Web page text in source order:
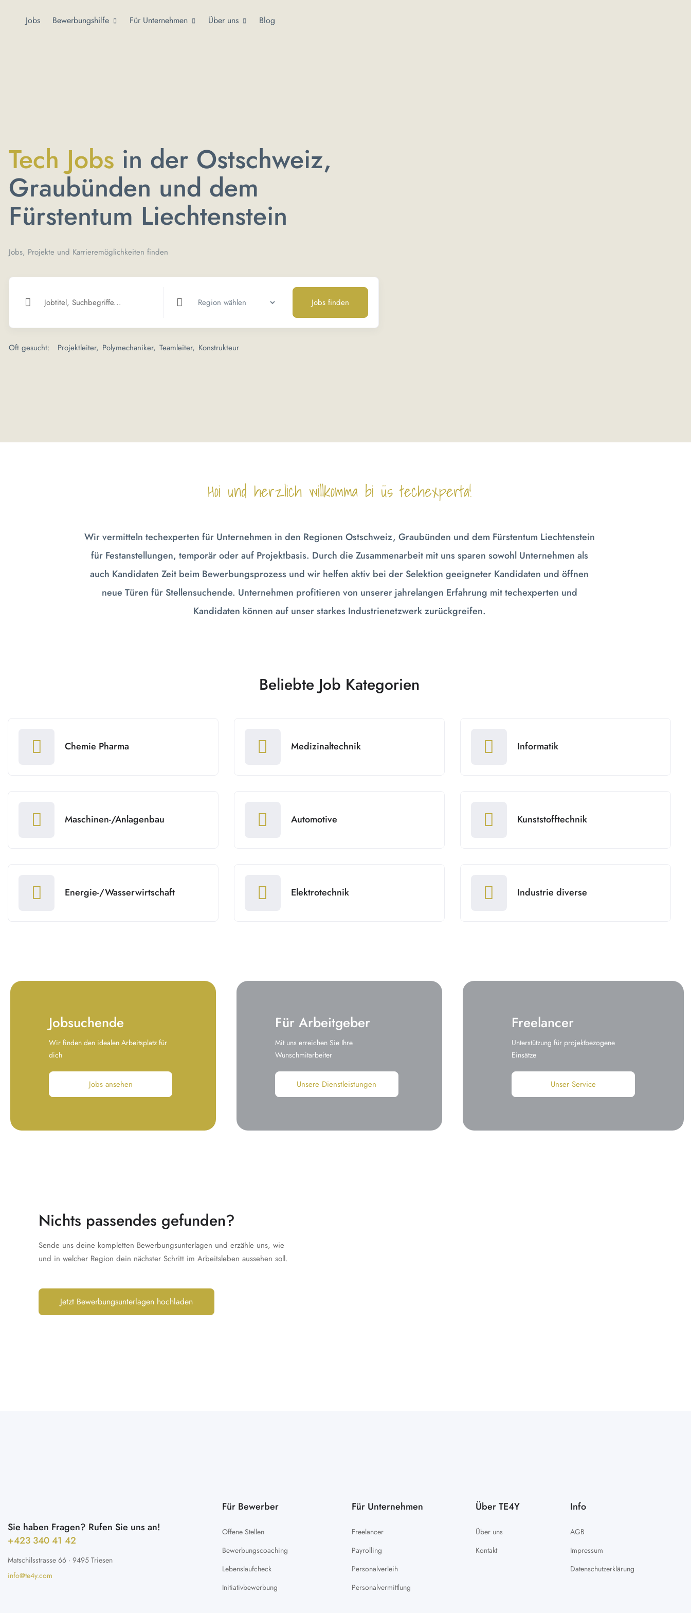
Jobs Bewerbungshilfe Für Unternehmen Über uns Blog
Tech Jobs in der Ostschweiz,
Graubünden und dem
Fürstentum Liechtenstein
Jobs, Projekte und Karrieremöglichkeiten finden
Jobs finden
Oft gesucht: Projektleiter Polymechaniker Teamleiter Konstrukteur
Hoi und herzlich willkomma bi üs techexperta!
Wir vermitteln techexperten für Unternehmen in den Regionen Ostschweiz, Graubünden und dem Fürstentum Liechtenstein
für Festanstellungen, temporär oder auf Projektbasis. Durch die Zusammenarbeit mit uns sparen sowohl Unternehmen als
auch Kandidaten Zeit beim Bewerbungsprozess und wir helfen aktiv bei der Selektion geeigneter Kandidaten und öffnen
neue Türen für Stellensuchende. Unternehmen profitieren von unserer jahrelangen Erfahrung mit techexperten und
Kandidaten können auf unser starkes Industrienetzwerk zurückgreifen.
Beliebte Job Kategorien
Chemie Pharma
Maschinen-/Anlagenbau
Energie-/Wasserwirtschaft
Medizinaltechnik
Automotive
Elektrotechnik
Informatik
Kunststofftechnik
Industrie diverse
Jobsuchende
Wir finden den idealen Arbeitsplatz für
dich
Jobs ansehen
Für Arbeitgeber
Mit uns erreichen Sie Ihre
Wunschmitarbeiter
Unsere Dienstleistungen
Freelancer
Unterstützung für projektbezogene
Einsätze
Unser Service
Nichts passendes gefunden?
Sende uns deine kompletten Bewerbungsunterlagen und erzähle uns, wie
und in welcher Region dein nächster Schritt im Arbeitsleben aussehen soll.
Jetzt Bewerbungsunterlagen hochladen
Sie haben Fragen? Rufen Sie uns an!
+423 340 41 42 ​
Matschilsstrasse 66 · 9495 Triesen
info@te4y.com
Für Bewerber
Offene Stellen
Bewerbungscoaching
Lebenslaufcheck
Initiativbewerbung
Für Unternehmen
Freelancer
Payrolling
Personalverleih
Personalvermittlung
Über TE4Y
Über uns
Kontakt
Info
AGB
Impressum
Datenschutzerklärung